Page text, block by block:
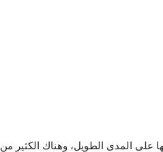
على المدى الطويل، وهناك الكثير من